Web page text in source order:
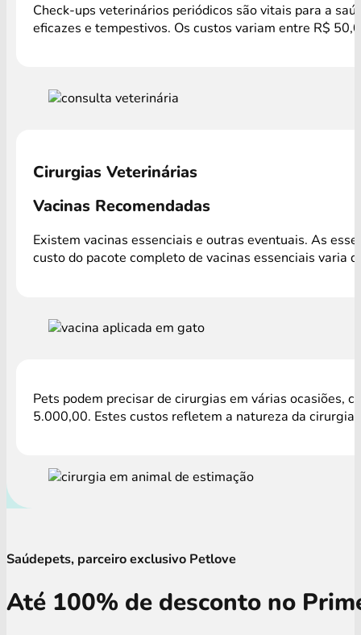
Check-ups veterinários periódicos são vitais para a
eficazes e tempestivos. Os custos variam entre R$
Cirurgias Veterinárias
Vacinas Recomendadas
Existem vacinas essenciais e outras eventuais. As
custo do pacote completo de vacinas essenciais varia
Pets podem precisar de cirurgias em várias ocasiões,
5.000,00. Estes custos refletem a natureza da
Saúdepets, parceiro exclusivo Petlove
Até 100% de desconto no